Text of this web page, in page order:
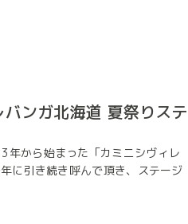
ンガ北海道 夏祭りステ
年から始まった「カミニシヴィレ
に引き続き呼んで頂き、ステージ